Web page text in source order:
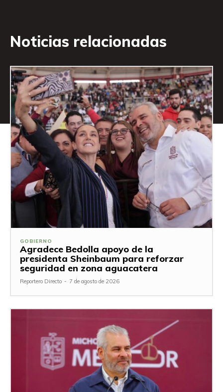
Noticias relacionadas
GOBIERNO
Agradece Bedolla apoyo de la
presidenta Sheinbaum para reforzar
seguridad en zona aguacatera
Reportero Directo - 7 de agosto de 2026